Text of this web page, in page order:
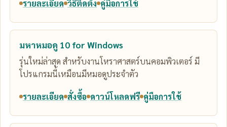
รายละเอียด วิธีติดตั้ง คู่มือการใช้
มหาหมอดู 10 for Windows
รุ่นใหม่ล่าสุด สำหรับงานโหราศาสตร์บนคอมพิวเตอร์ มี
โปรแกรมนี้เหมือนมีหมอดูประจำตัว
รายละเอียด สั่งซื้อ ดาวน์โหลดฟรี คู่มือการใช้